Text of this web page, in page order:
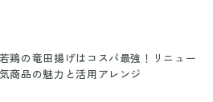
鶏の竜田揚げはコスパ最強！リニュー
商品の魅力と活用アレンジ